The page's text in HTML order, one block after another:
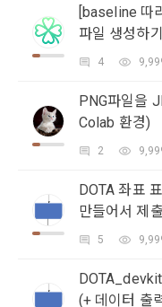
아직 데이콘 계정
해커톤, AI해커톤, AI경
8. “교육”이라 함은 “회
라인/오프라인 교육서비
"회원"이 가입 시 사용
10. "비밀번호"라 함은 "
이디를 부여받은 자와
동일한 용도로 쓰이는
한다.
본 약관은 온라인을 통
보를 이용하지 않습니다.
1) 회원관리
회원제 서비스 이용에
의에 대한 응답, 새로운
본인인증, 채용정보 매
간의 상호 연락, 구매
[baseline 따
파일 생성하기
4
PNG파일을
Colab 환경)
2
DOTA 좌표
만들어서 제
5
(+ 데이터 출